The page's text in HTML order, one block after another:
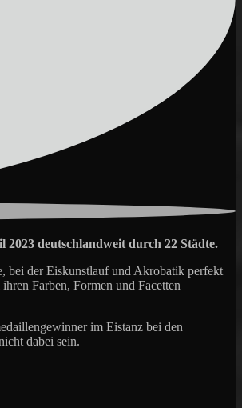
2023 deutschlandweit durch 22 Städte.
bei der Eiskunstlauf und Akrobatik perfekt
Farben, Formen und Facetten
im Eistanz bei den
dabei sein.